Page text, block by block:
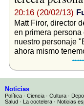
20:16 (20/02/13)
Matt Firor, director
en primera
nuestro personaje
ahora mismo
Noticias
Política · Ciencia · Cultura ·
Salud · La coctelera · Noticias